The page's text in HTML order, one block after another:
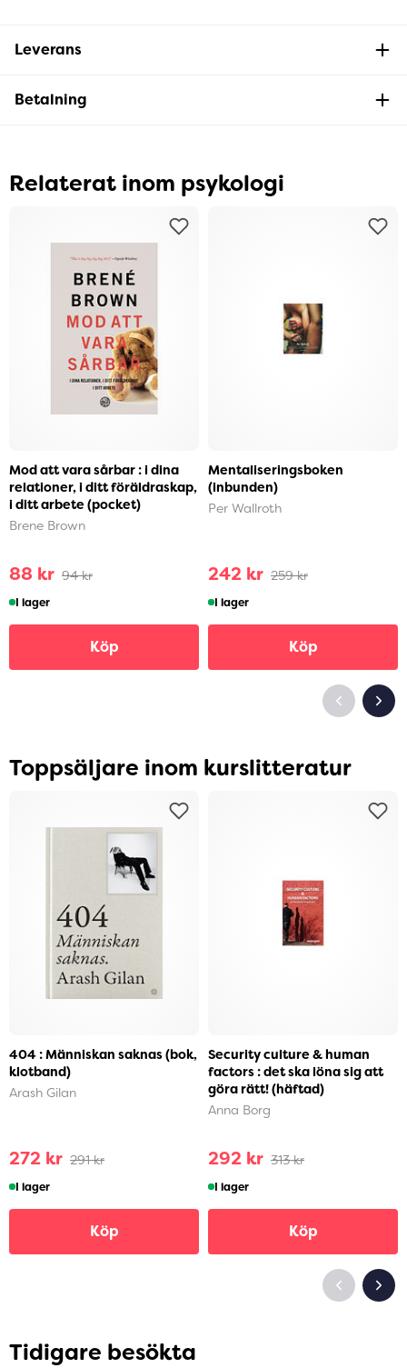
Leverans
Betalning
Relaterat inom psykologi
Mod att vara sårbar : i dina
relationer, i ditt föräldraskap,
i ditt arbete (pocket)
Brene Brown
88 kr 94 kr
I lager
Köp
Mentaliseringsboken
(inbunden)
Per Wallroth
242 kr 259 kr
I lager
Köp
Toppsäljare inom kurslitteratur
404 : Människan saknas (bok,
klotband)
Arash Gilan
272 kr 291 kr
I lager
Köp
Security culture & human
factors : det ska löna sig att
göra rätt! (häftad)
Anna Borg
292 kr 313 kr
I lager
Köp
Tidigare besökta